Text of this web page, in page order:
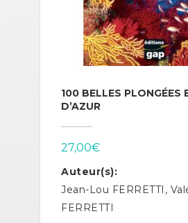
100 BELLES PLONGÉES
D’AZUR
27,00€
Auteur(s):
Jean-Lou FERRETTI,
FERRETTI